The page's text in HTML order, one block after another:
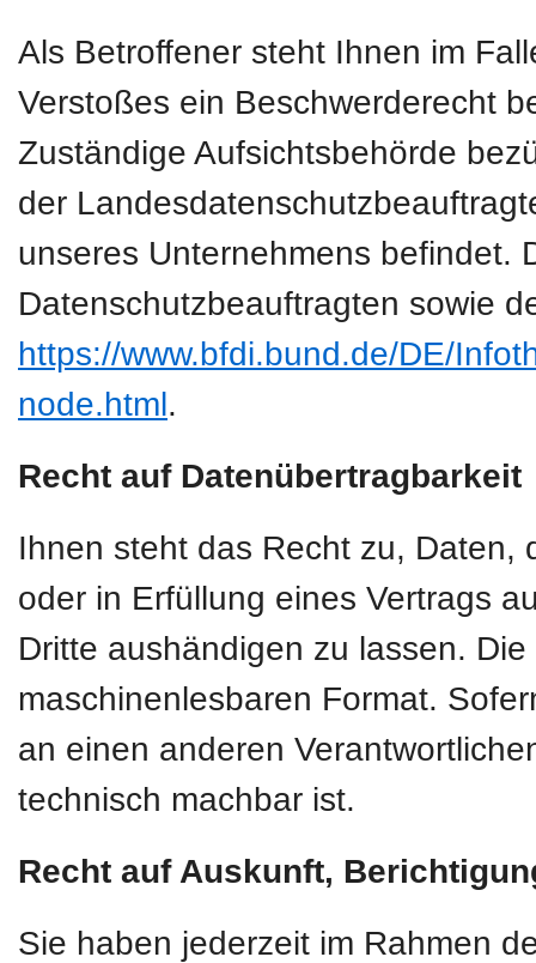
Als Betroffener steht Ihnen im
Verstoßes ein Beschwerderecht
Zuständige Aufsichtsbehörde
der
unseres Unternehmens befindet.
Datenschutzbeauftragten sowie
https://www.bfdi.bund.de/DE/
node.html.
Recht auf Datenübertragbarkeit
Ihnen steht das Recht zu, Daten,
oder in Erfüllung eines Vertrags
Dritte aushändigen zu lassen.
maschinenlesbaren Format.
an einen anderen
technisch machbar ist.
Recht auf Auskunft,
Sie haben jederzeit im Rahmen